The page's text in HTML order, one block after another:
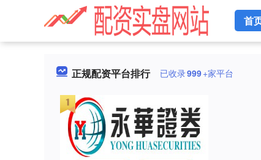
首
正规配资平台排行 已收录999+家平台